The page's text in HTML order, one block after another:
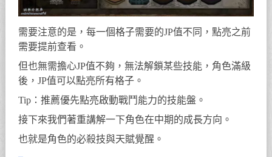
需要注意的是，每一個格子需要的JP值不同，點亮之前
需要提前查看。
但也無需擔心JP值不夠，無法解鎖某些技能，角色滿級
後，JP值可以點亮所有格子。
Tip：推薦優先點亮啟動戰鬥能力的技能盤。
接下來我們著重講解一下角色在中期的成長方向。
也就是角色的必殺技與天賦覺醒。